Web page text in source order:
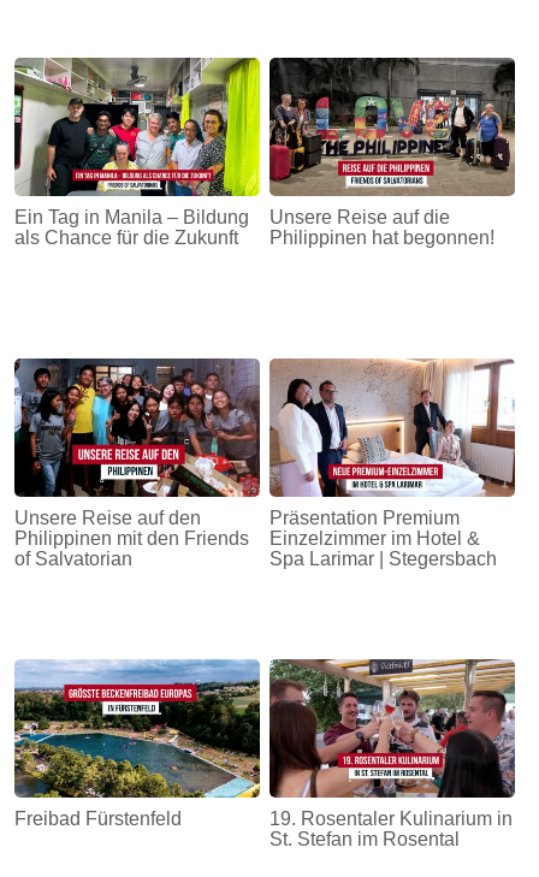
Ein Tag in Manila – Bildung
als Chance für die Zukunft
Unsere Reise auf die
Philippinen hat begonnen!
Unsere Reise auf den
Philippinen mit den Friends
of Salvatorian
Präsentation Premium
Einzelzimmer im Hotel &
Spa Larimar | Stegersbach
Freibad Fürstenfeld
19. Rosentaler Kulinarium in
St. Stefan im Rosental